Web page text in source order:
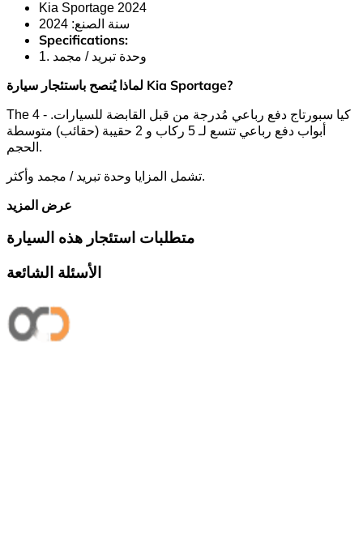
Kia Sportage 2024
سنة الصنع: 2024
Specifications:
1. وحدة تبريد / مجمد
لماذا يُنصح باستئجار سيارة Kia Sportage?
The كيا سبورتاج دفع رباعي مُدرجة من قبل القابضة للسيارات. - 4
أبواب دفع رباعي تتسع لـ 5 ركاب و 2 حقيبة (حقائب) متوسطة
الحجم.
تشمل المزايا وحدة تبريد / مجمد وأكثر.
عرض المزيد
متطلبات استئجار هذه السيارة
الأسئلة الشائعة